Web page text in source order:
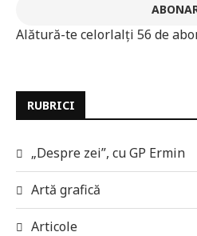
Alătură-te celorlalți 56 de
RUBRICI
„Despre zei”, cu GP Ermin
Artă grafică
Articole